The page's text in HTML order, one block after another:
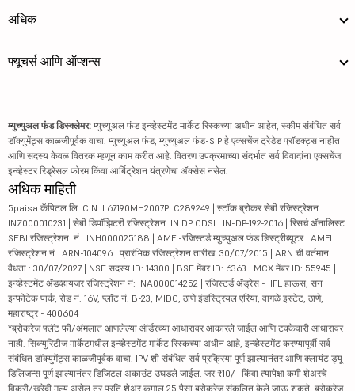
अधिक
फ्यूचर्स आणि ऑप्शन्स
म्युच्युअल फंड डिस्क्लेमर: म्युच्युअल फंड इन्व्हेस्टमेंट मार्केट रिस्कच्या अधीन आहेत, स्कीम संबंधित सर्व
डॉक्युमेंट्स काळजीपूर्वक वाचा. म्युच्युअल फंड, म्युच्युअल फंड-SIP हे एक्सचेंज ट्रेडेड प्रॉडक्ट्स नाहीत
आणि सदस्य केवळ वितरक म्हणून काम करीत आहे. वितरण उपक्रमाच्या संदर्भात सर्व विवादांना एक्सचेंज
इन्व्हेस्टर रिड्रेसल फोरम किंवा आर्बिट्रेशन यंत्रणेचा ॲक्सेस नसेल.
अधिक माहिती
5paisa कॅपिटल लि. CIN: L67190MH2007PLC289249 | स्टॉक ब्रोकर सेबी रजिस्ट्रेशन:
INZ000010231 | सेबी डिपॉझिटरी रजिस्ट्रेशन: IN DP CDSL: IN-DP-192-2016 | रिसर्च ॲनालिस्ट
SEBI रजिस्ट्रेशन. नं.: INH000025188 | AMFI-रजिस्टर्ड म्युच्युअल फंड डिस्ट्रीब्यूटर | AMFI
रजिस्ट्रेशन नं.: ARN-104096 | प्रारंभिक रजिस्ट्रेशन तारीख: 30/07/2015 | ARN ची वर्तमान
वैधता : 30/07/2027 | NSE सदस्य ID: 14300 | BSE मेंबर ID: 6363 | MCX मेंबर ID: 55945 |
इन्व्हेस्टमेंट ॲडव्हायजर रजिस्ट्रेशन नं: INA000014252 | रजिस्टर्ड ॲड्रेस - IIFL हाऊस, सन
इन्फोटेक पार्क, रोड नं. 16V, प्लॉट नं. B-23, MIDC, ठाणे इंडस्ट्रियल एरिया, वागळे इस्टेट, ठाणे,
महाराष्ट्र - 400604
*ब्रोकरेज फ्लॅट फी/अंमलात आणलेल्या ऑर्डरच्या आधारावर आकारले जाईल आणि टक्केवारी आधारावर
नाही. सिक्युरिटीज मार्केटमधील इन्व्हेस्टमेंट मार्केट रिस्कच्या अधीन आहे, इन्व्हेस्टमेंट करण्यापूर्वी सर्व
संबंधित डॉक्युमेंट्स काळजीपूर्वक वाचा. IPV शी संबंधित सर्व प्रक्रिया पूर्ण झाल्यानंतर आणि क्लायंट ड्यू
डिलिजन्स पूर्ण झाल्यानंतर डिजिटल अकाउंट उघडले जाईल. जर ₹10/- किंवा त्यापेक्षा कमी शेअरचे
विक्री/खरेदी मूल्य असेल तर प्रति शेअर कमाल 25 पैसा ब्रोकरेज संकलित केले जाऊ शकते. ब्रोकरेज